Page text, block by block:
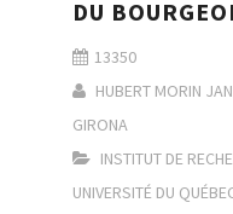
DU
13350
HUBERT MORIN
GIRONA
INSTITUT DE
UNIVERSITÉ DU